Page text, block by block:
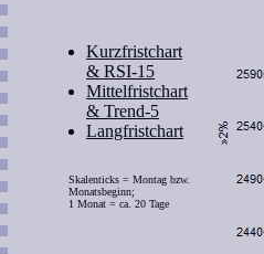
Kurzfristchart
& RSI-15
Mittelfristchart
& Trend-5
Langfristchart
Skalenticks = Montag bzw.
Monatsbeginn;
1 Monat = ca. 20 Tage